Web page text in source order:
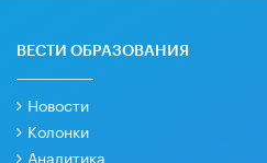
ВЕСТИ ОБРАЗОВАНИЯ
Новости
Колонки
Аналитика